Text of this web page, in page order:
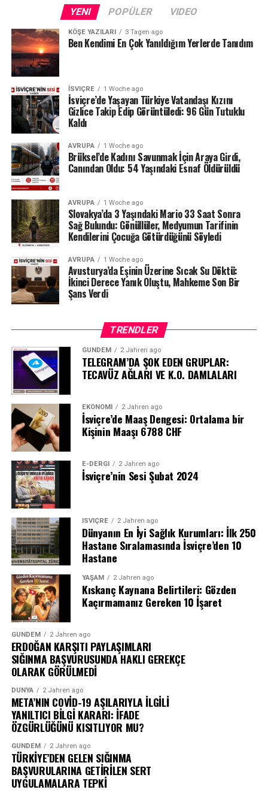
des Brenets de son derece düşük su seviyeleriyle karşı
karşıya.
24 Temmuz ölçümlerinde göl seviyesi denizden 742,13
metre, çıkıştaki su debisi ise yalnızca saniyede 1,2
metreküp olarak kaydedildi. Su seviyesinin düşmesi
nedeniyle göldeki tekne seferleri de durduruldu.
Lac des Brenets daha önce de uzun kuraklık
dönemlerinde benzer sorunlar yaşamış, özellikle 2022
yazında su seviyesi ciddi şekilde gerilemişti.
Ren Şelalesi’ndeki son durum ise İsviçre’de devam eden
yağış eksikliğinin nehir ve göller üzerindeki etkisini
gözler önüne seriyor.
Kaynak: BAFU / BRK News
YENI POPÜLER VIDEO
KÖŞE YAZILARI 3 Tagen ago
Ben Kendimi En Çok Yanıldığım Yerlerde Tanıdım
İSVIÇRE 1 Woche ago
İsviçre’de Yaşayan Türkiye Vatandaşı Kızını
Gizlice Takip Edip Görüntüledi: 96 Gün Tutuklu
Kaldı
AVRUPA 1 Woche ago
Brüksel’de Kadını Savunmak İçin Araya Girdi,
Canından Oldu: 54 Yaşındaki Esnaf Öldürüldü
AVRUPA 1 Woche ago
Slovakya’da 3 Yaşındaki Mario 33 Saat Sonra
Sağ Bulundu: Gönüllüler, Medyumun Tarifinin
Kendilerini Çocuğa Götürdüğünü Söyledi
AVRUPA 1 Woche ago
Avusturya’da Eşinin Üzerine Sıcak Su Döktü:
İkinci Derece Yanık Oluştu, Mahkeme Son Bir
Şans Verdi
TRENDLER
GÜNDEM 2 Jahren ago
TELEGRAM’DA ŞOK EDEN GRUPLAR:
TECAVÜZ AĞLARI VE K.O. DAMLALARI
EKONOMI 2 Jahren ago
İsviçre’de Maaş Dengesi: Ortalama bir
Kişinin Maaşı 6788 CHF
E-DERGI 2 Jahren ago
İsviçre’nin Sesi Şubat 2024
İSVIÇRE 2 Jahren ago
Dünyanın En İyi Sağlık Kurumları: İlk 250
Hastane Sıralamasında İsviçre’den 10
Hastane
YAŞAM 2 Jahren ago
Kıskanç Kaynana Belirtileri: Gözden
Kaçırmamanız Gereken 10 İşaret
GÜNDEM 2 Jahren ago
ERDOĞAN KARŞITI PAYLAŞIMLARI
SIĞINMA BAŞVURUSUNDA HAKLI GEREKÇE
OLARAK GÖRÜLMEDİ
DÜNYA 2 Jahren ago
META’NIN COVİD-19 AŞILARIYLA İLGİLİ
YANILTICI BİLGİ KARARI: İFADE
ÖZGÜRLÜĞÜNÜ KISITLIYOR MU?
GÜNDEM 2 Jahren ago
TÜRKİYE’DEN GELEN SIĞINMA
BAŞVURULARINA GETİRİLEN SERT
UYGULAMALARA TEPKİ